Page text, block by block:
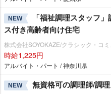
NEW
「福祉調理スタッフ
ス付き高齢者向け住宅
株式会社SOYOKAZE/クラシック・コ
時給1,225円
アルバイト・パート / 神奈川県
NEW 無資格可の調理師/調